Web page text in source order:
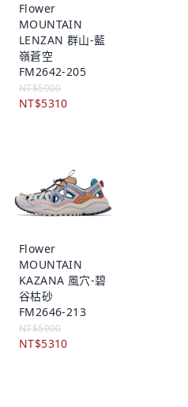
Flower
MOUNTAIN
LENZAN 群山-藍
嶺蒼空
FM2642-205
NT$5900
NT$5310
Flower
MOUNTAIN
KAZANA 風穴-碧
谷枯砂
FM2646-213
NT$5900
NT$5310